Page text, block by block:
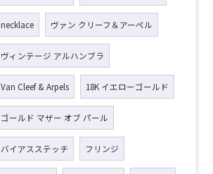
necklace ヴァン クリーフ＆アーペル
ヴィンテージ アルハンブラ
Van Cleef & Arpels 18K イエローゴールド
ゴールド マザー オブ パール
バイアスステッチ フリンジ